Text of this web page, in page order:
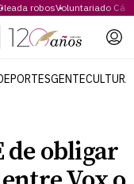
robosVoluntariado
GENTECULTURA
de obligar